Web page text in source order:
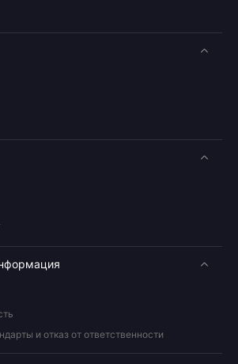
и отказ от ответственности